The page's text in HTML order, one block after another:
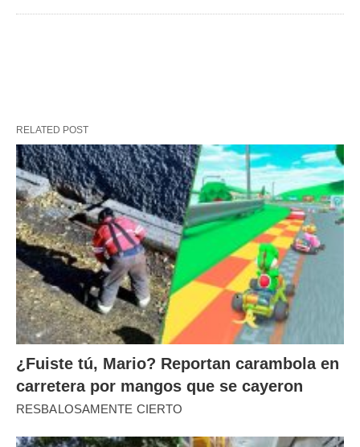
RELATED POST
¿Fuiste tú, Mario? Reportan carambola en
carretera por mangos que se cayeron
RESBALOSAMENTE CIERTO